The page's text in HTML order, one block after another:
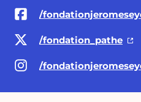
/
/fondation_pathe
/